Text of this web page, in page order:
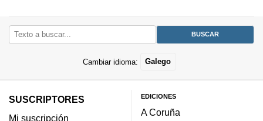
Cambiar idioma: Galego
SUSCRIPTORES
Mi suscripción
EDICIONES
A Coruña